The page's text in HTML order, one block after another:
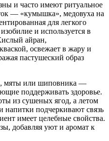
и часто имеют ритуальное
— «кумышка», медовуха на
для легкого
и используется в
айран,
освежает в жару и
пастушеский образ
мяты или шиповника —
поддерживать здоровье.
из сушеных ягод, а летом
подчеркивают связь
имеет целебные свойства.
добавляя уют и аромат к